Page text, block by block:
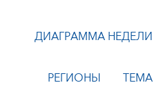
ДИАГРАММА НЕДЕЛИ
РЕГИОНЫ ТЕМА